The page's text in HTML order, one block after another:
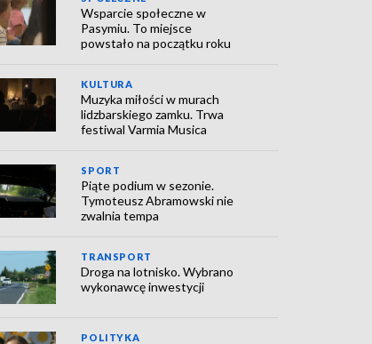
Wsparcie społeczne w
Pasymiu. To miejsce
powstało na początku roku
KULTURA
Muzyka miłości w murach
lidzbarskiego zamku. Trwa
festiwal Varmia Musica
SPORT
Piąte podium w sezonie.
Tymoteusz Abramowski nie
zwalnia tempa
TRANSPORT
Droga na lotnisko. Wybrano
wykonawcę inwestycji
POLITYKA